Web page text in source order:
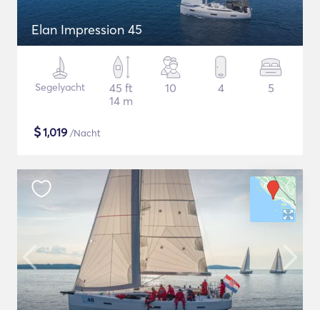
Elan Impression 45
Segelyacht
45 ft
14 m
10 4 5
$1,019 /Nacht